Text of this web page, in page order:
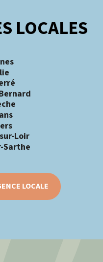
LOCALES
Loir
Sarthe
LOCALE